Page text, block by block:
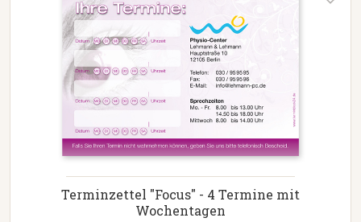
Terminzettel "Focus" - 4 Termine mit
Wochentagen